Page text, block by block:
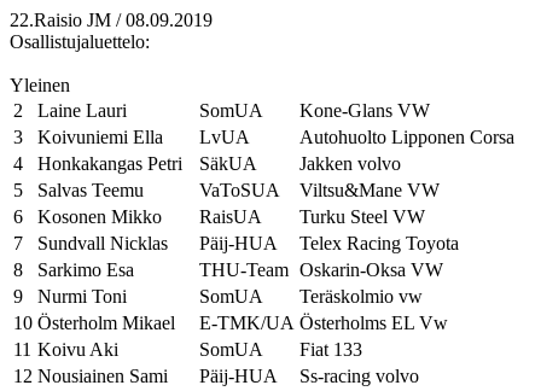
22.Raisio JM / 08.09.2019
Osallistujaluettelo:
Yleinen
2
Laine Lauri SomUA
Kone-Glans VW
3
Koivuniemi Ella LvUA
Autohuolto Lipponen Corsa
4
Honkakangas Petri SäkUA
Jakken volvo
5
Salvas Teemu VaToSUA
Viltsu&Mane VW
6
Kosonen Mikko RaisUA
Turku Steel VW
7
Sundvall Nicklas Päij-HUA
Telex Racing Toyota
8
Sarkimo Esa THU-Team Oskarin-Oksa VW
9
Nurmi Toni SomUA
Teräskolmio vw
10 Österholm Mikael E-TMK/UA Österholms EL Vw
11 Koivu Aki SomUA
Fiat 133
12 Nousiainen Sami Päij-HUA
Ss-racing volvo